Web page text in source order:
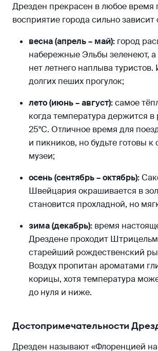
Дрезден прекрасен в любое время
восприятие города сильно зависит
весна (апрель – май): город
набережные Эльбы зеленеют,
нет летнего наплыва туристов.
долгих пеших прогулок;
лето (июнь – август):самое
когда температура держится
25°C. Отличное время для
и пикников, но будьте готовы к
музеи;
осень (сентябрь – октябрь):
Швейцария окрашивается в
становится прохладной, но
зима (декабрь): время
Дрездене проходит
старейший рождественский
Воздух пропитан ароматами
корицы, хотя температура
до нуля и ниже.
Достопримечательности
Дрезден называют «Флоренцией на